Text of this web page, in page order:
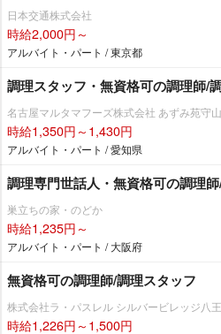
日本交通株式会社
時給2,000円～
アルバイト・パート / 東京都
調理スタッフ・無資格可の調理師/
名古屋マルタマフーズ株式会社 あずみ苑守
時給1,350円～1,430円
アルバイト・パート / 愛知県
調理専門世話人・無資格可の調理
巣立ちの家・のどか
時給1,235円～
アルバイト・パート / 大阪府
無資格可の調理師/調理スタッフ
株式会社ラ・パスレル シルバービレッジ八
時給1,226円～1,500円